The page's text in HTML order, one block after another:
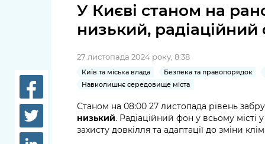
Київська міська рада
Керівництво КМДА
Рішення та розпорядження
послуги
Пільги,
Паспорт,
Лікарні
Освіта та
У Києві станом на
низький, радіаційний
27 листопада 2024 року, 8:38
Київ та міська влада Безпека та правопорядок
Навколишнє середовище міста
Станом на 08:00 27 листопада рівень
низький. Радіаційний фон у всьому
захисту довкілля та адаптації до зміни